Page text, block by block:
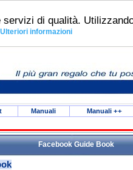
di qualità.
Ulteriori informazioni
Manuali Manuali ++
Facebook Guide Book